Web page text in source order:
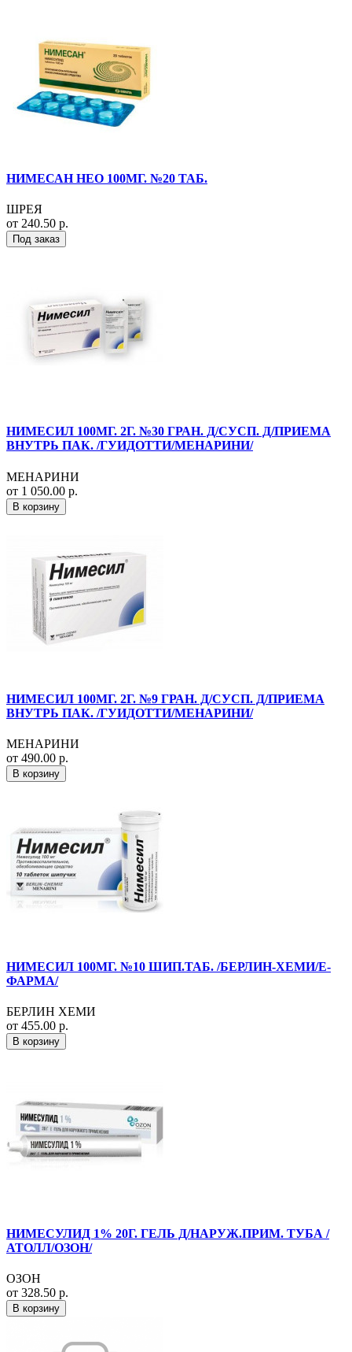
НИМЕСАН НЕО 100МГ. №20 ТАБ.
ШРЕЯ
от 240.50 р.
Под заказ
НИМЕСИЛ 100МГ. 2Г. №30 ГРАН. Д/СУСП. Д/ПРИЕМА
ВНУТРЬ ПАК. /ГУИДОТТИ/МЕНАРИНИ/
МЕНАРИНИ
от 1 050.00 р.
В корзину
НИМЕСИЛ 100МГ. 2Г. №9 ГРАН. Д/СУСП. Д/ПРИЕМА
ВНУТРЬ ПАК. /ГУИДОТТИ/МЕНАРИНИ/
МЕНАРИНИ
от 490.00 р.
В корзину
НИМЕСИЛ 100МГ. №10 ШИП.ТАБ. /БЕРЛИН-ХЕМИ/Е-
ФАРМА/
БЕРЛИН ХЕМИ
от 455.00 р.
В корзину
НИМЕСУЛИД 1% 20Г. ГЕЛЬ Д/НАРУЖ.ПРИМ. ТУБА /
АТОЛЛ/ОЗОН/
ОЗОН
от 328.50 р.
В корзину